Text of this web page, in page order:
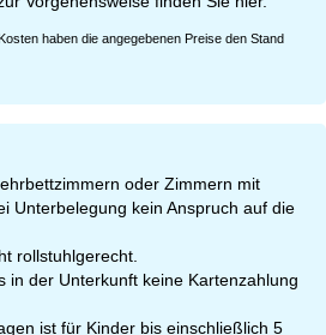
haben die angegebenen Preise den Stand
oder Zimmern mit
Unterbelegung kein Anspruch auf die
rollstuhlgerecht.
in der Unterkunft keine Kartenzahlung
ist für Kinder bis einschließlich 5